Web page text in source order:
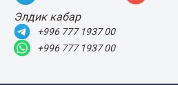
Элдик кабар
+996 777 1937 00
+996 777 1937 00